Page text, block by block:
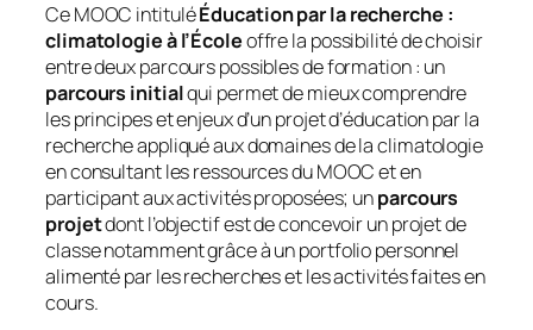
Ce MOOC intituléÉducation par la recherche :
climatologie à l’Écoleoffre la possibilité de choisir
entre deux parcours possibles de formation : un
parcours initialqui permet de mieux comprendre
les principes et enjeux d’un projet d’éducation par la
recherche appliqué aux domaines de la climatologie
en consultant les ressources du MOOC et en
participant aux activités proposées; unparcours
projetdont l’objectif est de concevoir un projet de
classe notamment grâce à un portfolio personnel
alimenté par les recherches et les activités faites en
cours.